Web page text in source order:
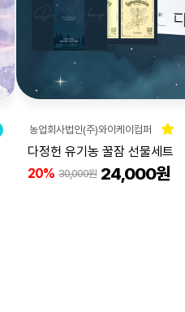
농업회사법인(주)와이케이컴퍼
니
다정헌 유기농 꿀잠 선물세트
20% 30,000원 24,000원